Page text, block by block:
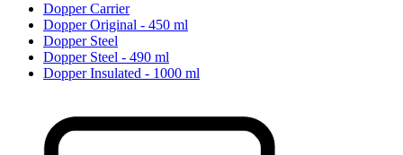
Dopper Carrier
Dopper Original - 450 ml
Dopper Steel
Dopper Steel - 490 ml
Dopper Insulated - 1000 ml